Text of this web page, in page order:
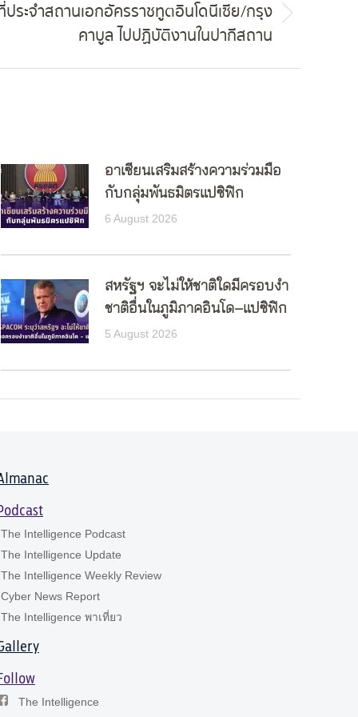
ประจำสถานเอกอัครราชทูตอินโดนีเซีย/กรุง
คาบูล ไปปฏิบัติงานในปากีสถาน
อาเซียนเสริมสร้างความร่วมมือ
กับกลุ่มพันธมิตรแปซิฟิก
6 August 2026
สหรัฐฯ จะไม่ให้ชาติใดมีครอบงำ
ชาติอื่นในภูมิภาคอินโด–แปซิฟิก
5 August 2026
The Intelligence Podcast
The Intelligence Update
The Intelligence Weekly Review
Cyber News Report
The Intelligence พาเที่ยว
The Intelligence